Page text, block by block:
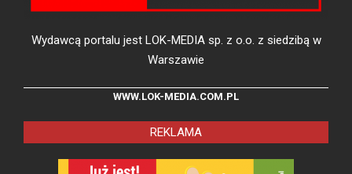
Wydawcą portalu jest LOK-MEDIA sp. z o.o. z siedzibą w
Warszawie
WWW.LOK-MEDIA.COM.PL
REKLAMA